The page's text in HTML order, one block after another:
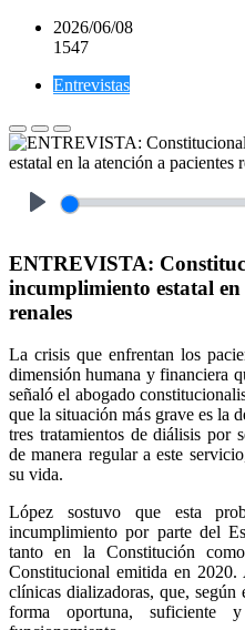
2026/06/08
1547
Entrevistas
ENTREVISTA:
incumplimiento estatal
renales
La crisis que enfrentan los
dimensión humana y financiera
señaló el abogado
que la situación más grave es la
tres tratamientos de diálisis por
de manera regular a este
su vida.
López sostuvo que esta
incumplimiento por parte del
tanto en la Constitución
Constitucional emitida en
clínicas dializadoras, que,
forma oportuna, suficiente